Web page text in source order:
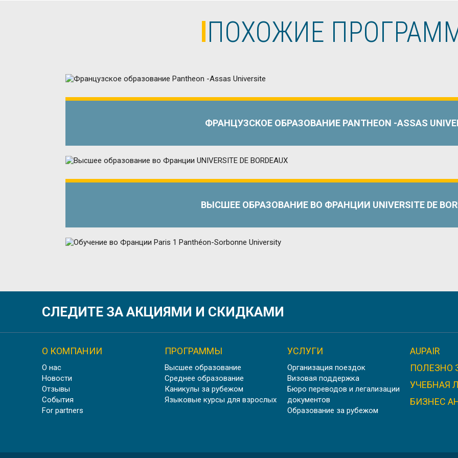
ПОХОЖИЕ
ФРАНЦУЗСКОЕ ОБРАЗОВАНИЕ PANTHEON -ASSAS
ВЫСШЕЕ ОБРАЗОВАНИЕ ВО ФРАНЦИИ UNIVERSITE DE
УНИВЕРСИТЕТ В ПРОВАНСЕ AIX MARSEILLE
ШТУДИЕНКОЛЛЕГ КАРЛСРУЭ, ГЕРМАНИЯ
СЛЕДИТЕ ЗА АКЦИЯМИ И СКИДКАМИ
О КОМПАНИИ
О нас
Новости
Отзывы
События
For partners
ПРОГРАММЫ
Высшее образование
Среднее образование
Каникулы за рубежом
Языковые курсы для взрослых
УСЛУГИ
Организация поездок
Визовая поддержка
Бюро переводов и легализации
документов
Образование за рубежом
AUPAIR
ПОЛЕЗНО
УЧЕБНАЯ
БИЗНЕС